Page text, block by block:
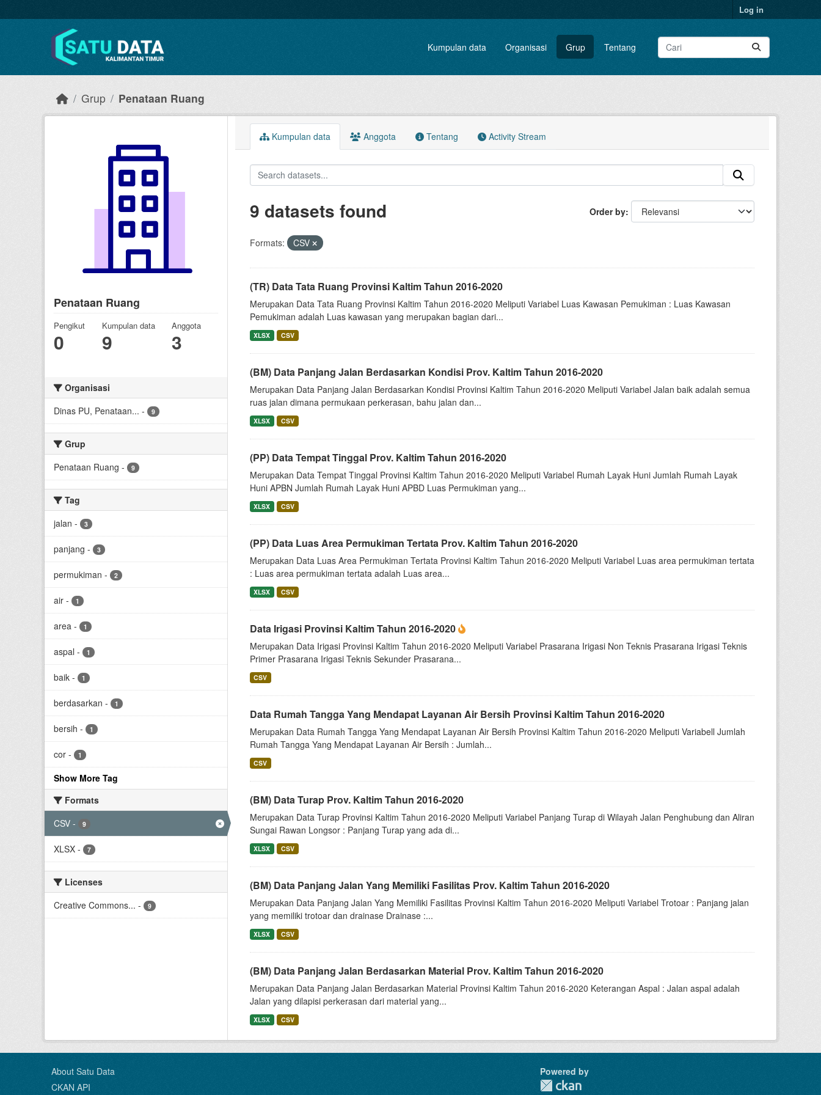
Log in
Kumpulan data Organisasi Grup Tentang
Grup Penataan Ruang
Penataan Ruang
Pengikut
0
Kumpulan data
9
Anggota
3
Organisasi
Dinas PU, Penataan... - 9
Grup
Penataan Ruang - 9
Tag
jalan - 3
panjang - 3
permukiman - 2
air - 1
area - 1
aspal - 1
baik - 1
berdasarkan - 1
bersih - 1
cor - 1
Show More Tag
Formats
CSV - 9
XLSX - 7
Licenses
Creative Commons... - 9
Kumpulan data Anggota Tentang Activity Stream
Order by
9 datasets found
Formats: CSV
(TR) Data Tata Ruang Provinsi Kaltim Tahun 2016-2020
Merupakan Data Tata Ruang Provinsi Kaltim Tahun 2016-2020 Meliputi Variabel Luas Kawasan Pemukiman : Luas Kawasan
Pemukiman adalah Luas kawasan yang merupakan bagian dari...
XLSX CSV
(BM) Data Panjang Jalan Berdasarkan Kondisi Prov. Kaltim Tahun 2016-2020
Merupakan Data Panjang Jalan Berdasarkan Kondisi Provinsi Kaltim Tahun 2016-2020 Meliputi Variabel Jalan baik adalah semua
ruas jalan dimana permukaan perkerasan, bahu jalan dan...
XLSX CSV
(PP) Data Tempat Tinggal Prov. Kaltim Tahun 2016-2020
Merupakan Data Tempat Tinggal Provinsi Kaltim Tahun 2016-2020 Meliputi Variabel Rumah Layak Huni Jumlah Rumah Layak
Huni APBN Jumlah Rumah Layak Huni APBD Luas Permukiman yang...
XLSX CSV
(PP) Data Luas Area Permukiman Tertata Prov. Kaltim Tahun 2016-2020
Merupakan Data Luas Area Permukiman Tertata Provinsi Kaltim Tahun 2016-2020 Meliputi Variabel Luas area permukiman tertata
: Luas area permukiman tertata adalah Luas area...
XLSX CSV
Data Irigasi Provinsi Kaltim Tahun 2016-2020
Merupakan Data Irigasi Provinsi Kaltim Tahun 2016-2020 Meliputi Variabel Prasarana Irigasi Non Teknis Prasarana Irigasi Teknis
Primer Prasarana Irigasi Teknis Sekunder Prasarana...
CSV
Data Rumah Tangga Yang Mendapat Layanan Air Bersih Provinsi Kaltim Tahun 2016-2020
Merupakan Data Rumah Tangga Yang Mendapat Layanan Air Bersih Provinsi Kaltim Tahun 2016-2020 Meliputi Variabell Jumlah
Rumah Tangga Yang Mendapat Layanan Air Bersih : Jumlah...
CSV
(BM) Data Turap Prov. Kaltim Tahun 2016-2020
Merupakan Data Turap Provinsi Kaltim Tahun 2016-2020 Meliputi Variabel Panjang Turap di Wilayah Jalan Penghubung dan Aliran
Sungai Rawan Longsor : Panjang Turap yang ada di...
XLSX CSV
(BM) Data Panjang Jalan Yang Memiliki Fasilitas Prov. Kaltim Tahun 2016-2020
Merupakan Data Panjang Jalan Yang Memiliki Fasilitas Provinsi Kaltim Tahun 2016-2020 Meliputi Variabel Trotoar : Panjang jalan
yang memiliki trotoar dan drainase Drainase :...
XLSX CSV
(BM) Data Panjang Jalan Berdasarkan Material Prov. Kaltim Tahun 2016-2020
Merupakan Data Panjang Jalan Berdasarkan Material Provinsi Kaltim Tahun 2016-2020 Keterangan Aspal : Jalan aspal adalah
Jalan yang dilapisi perkerasan dari material yang...
XLSX CSV
About Satu Data
CKAN API
Powered by